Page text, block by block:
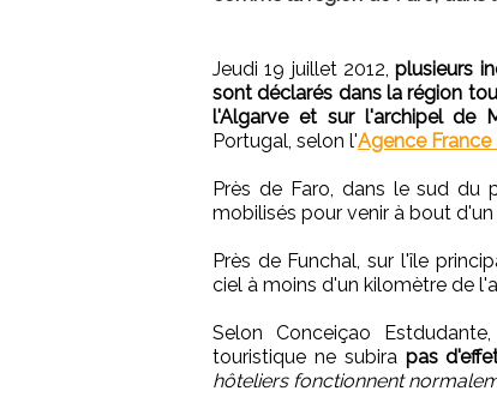
Jeudi 19 juillet 2012,plusieurs
sont déclarés dans la région
l'Algarve et sur l'archipel de
Portugal, selon l'Agence France
Près de Faro, dans le sud du
mobilisés pour venir à bout
Près de Funchal, sur l'île
ciel à moins d'un kilomètre de
Selon Conceiçao
touristique ne subira pas
hôteliers fonctionnent